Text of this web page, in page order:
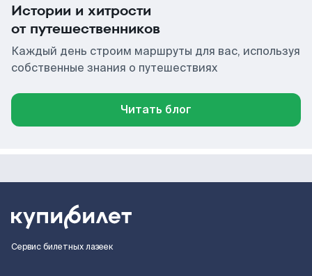
Истории и хитрости
от путешественников
Каждый день строим маршруты для вас, используя
собственные знания о путешествиях
Читать блог
Сервис билетных лазеек